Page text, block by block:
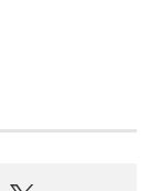
κάνετε